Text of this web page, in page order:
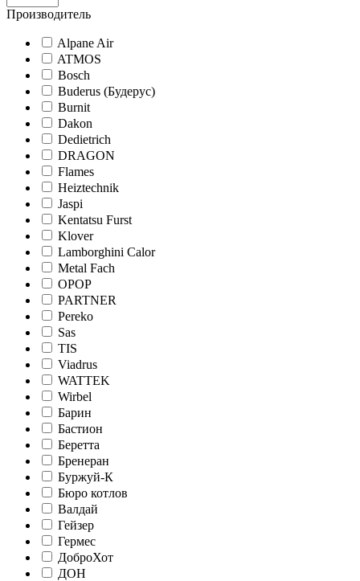
Производитель
Alpane Air
ATMOS
Bosch
Buderus (Будерус)
Burnit
Dakon
Dedietrich
DRAGON
Flames
Heiztechnik
Jaspi
Kentatsu Furst
Klover
Lamborghini Calor
Metal Fach
OPOP
PARTNER
Pereko
Sas
TIS
Viadrus
WATTEK
Wirbel
Барин
Бастион
Беретта
Бренеран
Буржуй-К
Бюро котлов
Валдай
Гейзер
Гермес
ДоброХот
ДОН